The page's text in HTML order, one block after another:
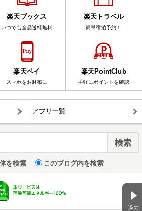
過去
楽天ブックス
いつでも全品送料無料
楽天トラベル
簡単宿泊予約！
楽天ペイ
スマホをお財布に
楽天PointClub
手軽にポイントを確認
アプリ一覧
を検索 このブログ内を検索